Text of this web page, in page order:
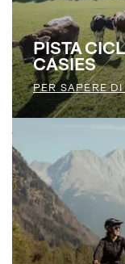
PISTA
CASIES
PER SAPERE